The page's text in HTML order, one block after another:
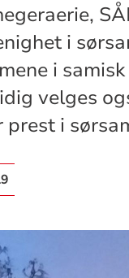
i
i
velges
prest i